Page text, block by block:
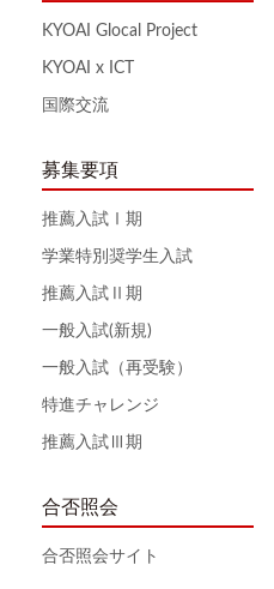
KYOAI Glocal Project
KYOAI x ICT
国際交流
募集要項
推薦入試Ⅰ期
学業特別奨学生入試
推薦入試Ⅱ期
一般入試(新規)
一般入試（再受験）
特進チャレンジ
推薦入試Ⅲ期
合否照会
合否照会サイト